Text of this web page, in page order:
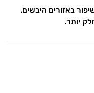
באזורים היבשים.
יותר.